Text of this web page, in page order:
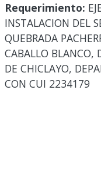
Requerimiento:
INSTALACION DEL
QUEBRADA
CABALLO BLANCO,
DE CHICLAYO,
CON CUI 2234179